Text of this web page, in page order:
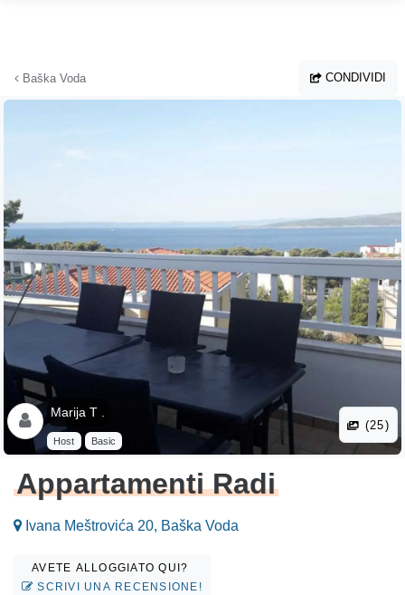
Baška Voda CONDIVIDI
Marija T .
Host Basic
(25)
Appartamenti Radi
Ivana Meštrovića 20, Baška Voda
AVETE ALLOGGIATO QUI?
SCRIVI UNA RECENSIONE!